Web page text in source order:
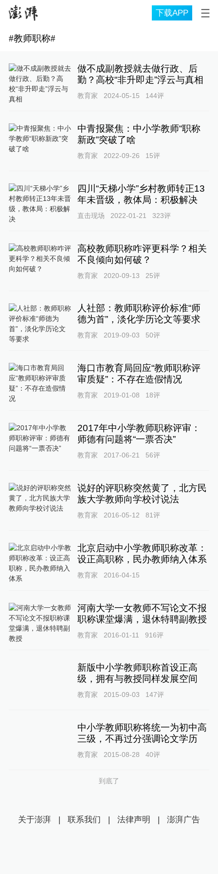
下载APP
#教师职称#
做不成副教授就去做行政、后
勤？高校“非升即走”浮云与真相
教育家 2024-05-15 144评
中青报聚焦：中小学教师“职称
新政”突破了啥
教育家 2022-09-26 15评
四川“天梯小学”乡村教师转正13
年未晋级，教体局：积极解决
直击现场 2022-01-21 323评
高校教师职称咋评更科学？相关
不良倾向如何破？
教育家 2020-09-13 25评
人社部：教师职称评价标准“师
德为首”，淡化学历论文等要求
教育家 2019-09-03 50评
海口市教育局回应“教师职称评
审质疑”：不存在造假情况
教育家 2019-01-08 18评
2017年中小学教师职称评审：
师德有问题将“一票否决”
教育家 2017-06-21 56评
说好的评职称突然黄了，北方民
族大学教师向学校讨说法
教育家 2016-05-12 81评
北京启动中小学教师职称改革：
设正高职称，民办教师纳入体系
教育家 2016-04-15
河南大学一女教师不写论文不报
职称课堂爆满，退休特聘副教授
教育家 2016-01-11 916评
新版中小学教师职称首设正高
级，拥有与教授同样发展空间
教育家 2015-09-03 147评
中小学教师职称将统一为初中高
三级，不再过分强调论文学历
教育家 2015-08-28 40评
到底了
关于澎湃 | 联系我们 | 法律声明 | 澎湃广告